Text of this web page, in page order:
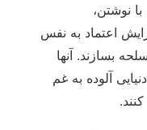
نوشتن،
اعتماد به نفس
بسازند. آنها
آلوده به غم